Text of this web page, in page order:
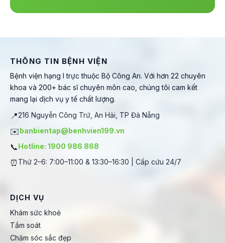
THÔNG TIN BỆNH VIỆN
Bệnh viện hạng I trực thuộc Bộ Công An. Với hơn 22 chuyên
khoa và 200+ bác sĩ chuyên môn cao, chúng tôi cam kết
mang lại dịch vụ y tế chất lượng.
📍216 Nguyễn Công Trứ, An Hải, TP Đà Nẵng
✉️banbientap@benhvien199.vn
📞Hotline: 1900 986 868
⏰ Thứ 2–6: 7:00–11:00 & 13:30–16:30 | Cấp cứu 24/7
DỊCH VỤ
Khám sức khoẻ
Tầm soát
Chăm sóc sắc đẹp